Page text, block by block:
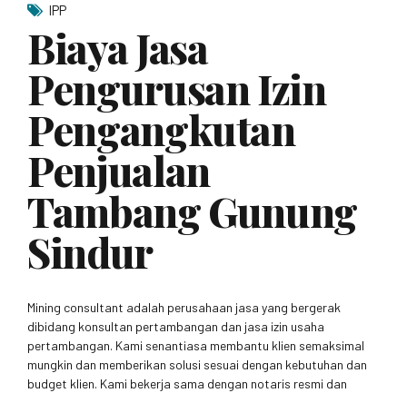
IPP
Biaya Jasa
Pengurusan Izin
Pengangkutan
Penjualan
Tambang Gunung
Sindur
Mining consultant adalah perusahaan jasa yang bergerak
dibidang konsultan pertambangan dan jasa izin usaha
pertambangan. Kami senantiasa membantu klien semaksimal
mungkin dan memberikan solusi sesuai dengan kebutuhan dan
budget klien. Kami bekerja sama dengan notaris resmi dan